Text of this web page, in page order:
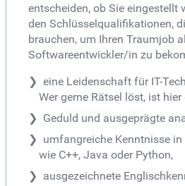
entscheiden, ob Sie eingestellt
den Schlüsselqualifikationen,
brauchen, um Ihren Traumjob
Softwareentwickler/in zu
eine Leidenschaft für IT-
Wer gerne Rätsel löst, ist
Geduld und ausgeprägte
umfangreiche Kenntnisse
wie C++, Java oder Python,
ausgezeichnete